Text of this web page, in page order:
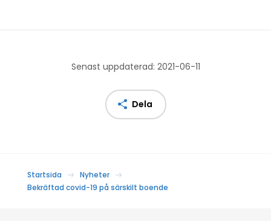
Senast uppdaterad: 2021-06-11
Dela
Startsida
Nyheter
Bekräftad covid-19 på särskilt boende